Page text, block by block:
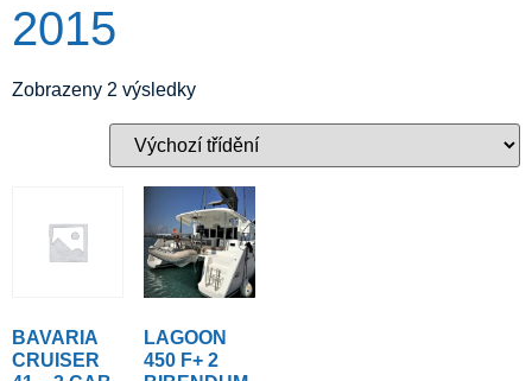
2015
Zobrazeny 2 výsledky
BAVARIA
CRUISER
LAGOON
450 F+ 2